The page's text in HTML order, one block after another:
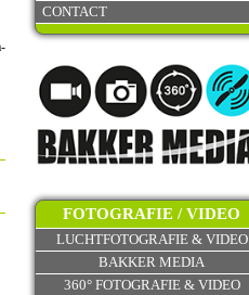
CONTACT
FOTOGRAFIE / VIDEO
LUCHTFOTOGRAFIE & VIDEO
BAKKER MEDIA
360° FOTOGRAFIE & VIDEO